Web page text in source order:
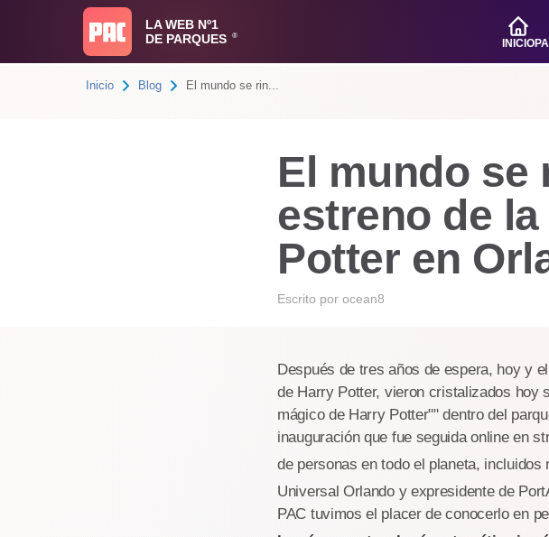
LA WEB Nº1
DE PARQUES
®
INICIO
Inicio Blog El mundo se rin...
El mundo se
estreno de
Potter en
Escrito por ocean8
Después de tres años de espera, hoy y
de Harry Potter, vieron cristalizados hoy
mágico de Harry Potter"" dentro del
inauguración que fue seguida online en
de personas en todo el planeta, incluidos
Universal Orlando y expresidente de
PAC tuvimos el placer de conocerlo en